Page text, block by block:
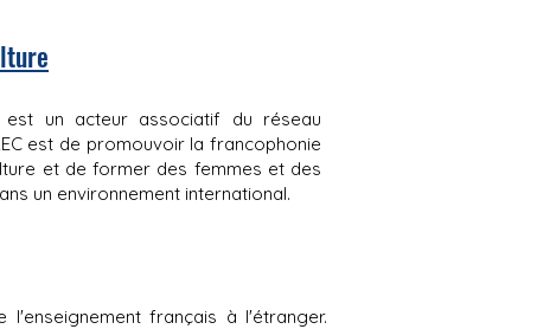
est un acteur associatif du réseau
est de promouvoir la francophonie
et de former des femmes et des
un environnement international.
français à l'étranger.